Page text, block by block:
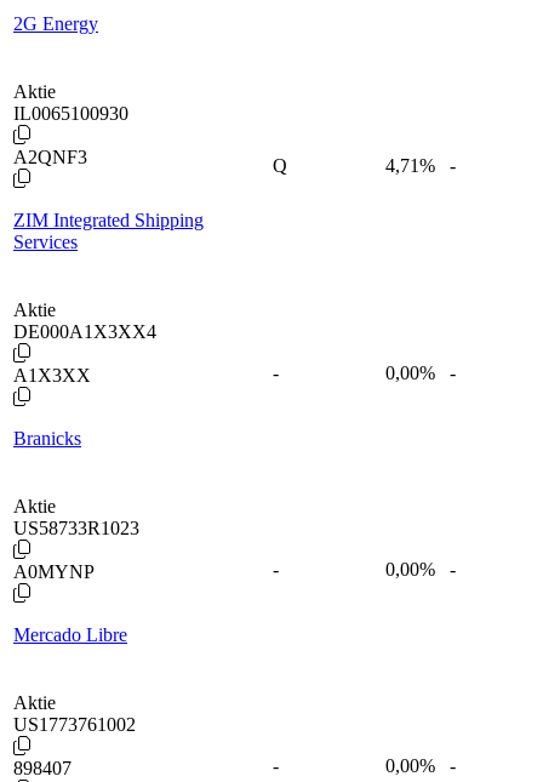
2G Energy
Aktie
IL0065100930
A2QNF3
ZIM Integrated Shipping
Services
Q 4,71% -
Aktie
DE000A1X3XX4
A1X3XX
Branicks
- 0,00% -
Aktie
US58733R1023
A0MYNP
Mercado Libre
- 0,00% -
Aktie
US1773761002
898407 - 0,00% -